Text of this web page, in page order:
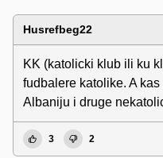
Husrefbeg22
KK (katolicki klub ili ku
fudbalere katolike. A
Albaniju i druge
3 2